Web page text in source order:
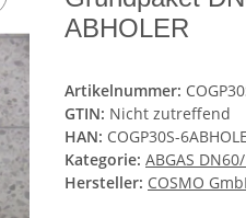
ABHOLER
Artikelnummer:
GTIN: Nicht zutreffend
HAN: COGP30S-
Kategorie: ABGAS
Hersteller: COSMO